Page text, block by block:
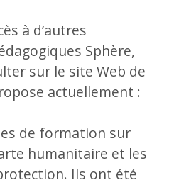
à d’autres
Sphère,
sur le site Web de
actuellement :
de formation sur
humanitaire et les
Ils ont été